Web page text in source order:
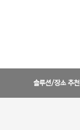
솔루션/장소 추천